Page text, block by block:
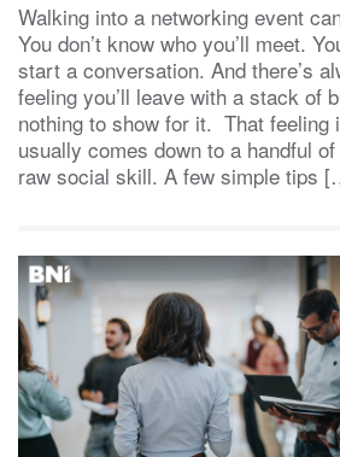
Walking into a networking event
You don’t know who you’ll meet.
start a conversation. And there’s
feeling you’ll leave with a stack of
nothing to show for it. That feeling
usually comes down to a handful
raw social skill. A few simple tips